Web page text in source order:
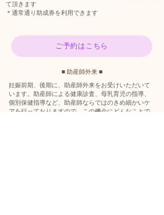
て頂きます
＊通常通り助成券を利用できます
ご予約はこちら
■ 助産師外来 ■
妊娠前期、後期に、助産師外来をお受けいただいて
います。助産師による健康診査、母乳育児の指導、
個別保健指導など、助産師ならではのきめ細かいケ
アを行っておりますので、この機会にどんなことで